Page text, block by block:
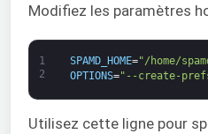
Modifiez les paramètres
1
2
SPAMD_HOME="/home/
OPTIONS="--create-prefs
Utilisez cette ligne pour